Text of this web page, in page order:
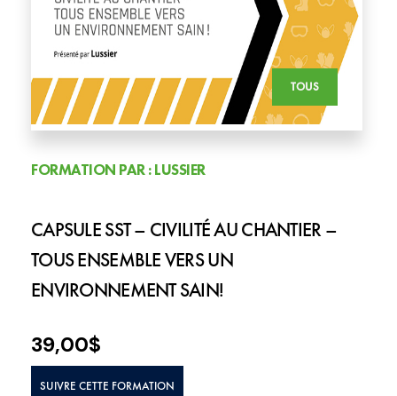
TOUS
FORMATION PAR : LUSSIER
CAPSULE SST – CIVILITÉ AU CHANTIER –
TOUS ENSEMBLE VERS UN
ENVIRONNEMENT SAIN!
39,00$
SUIVRE CETTE FORMATION